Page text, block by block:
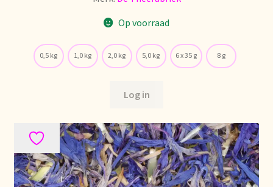
Contact
Datenschutzerklärung
Declaración de privacidad
Op voorraad
0,5 kg 1,0 kg 2,0 kg 5,0 kg 6 x 35 g 8 g
Log in